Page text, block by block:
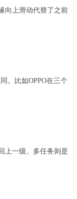
向上滑动代替了之前
。比如OPPO在三个
上一级。多任务则是